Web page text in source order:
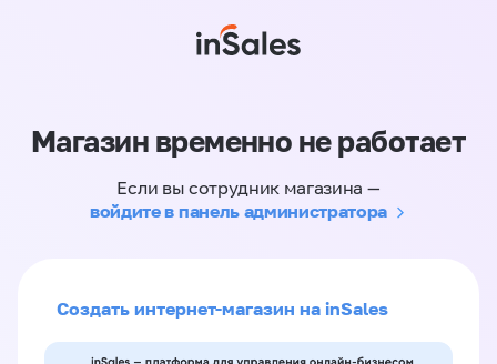
Магазин временно не работает
Если вы сотрудник магазина —
войдите в панель администратора
Создать интернет-магазин на inSales